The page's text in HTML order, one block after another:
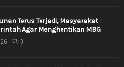
Terus Terjadi, Masyarakat
Agar Menghentikan MBG
0